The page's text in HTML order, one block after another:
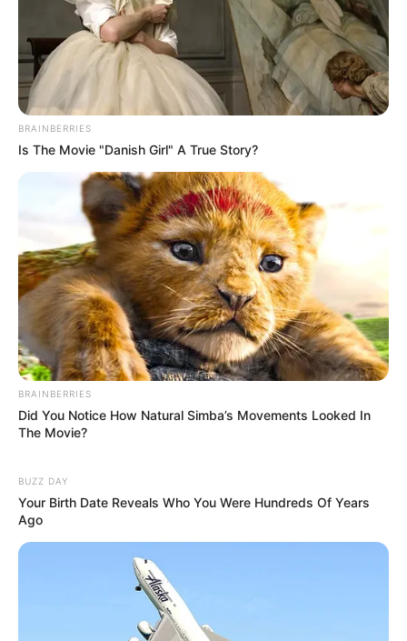
¡Listo! Ese primer sorbo ya te lleva
directo al puerto de Veracruz.
Recomendaciones
BRAINBERRIES
Is The Movie "Danish Girl" A True Story?
BRAINBERRIES
Did You Notice How Natural Simba’s Movements Looked In
The Movie?
BUZZ DAY
Your Birth Date Reveals Who You Were Hundreds Of Years
Ago